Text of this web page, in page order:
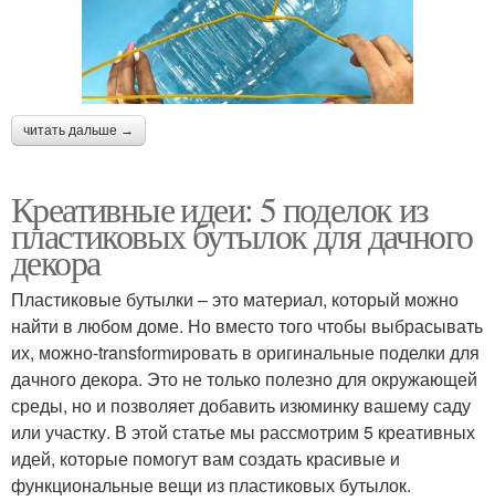
читать дальше →
Креативные идеи: 5 поделок из
пластиковых бутылок для дачного
декора
Пластиковые бутылки – это материал, который можно
найти в любом доме. Но вместо того чтобы выбрасывать
их, можно-transformировать в оригинальные поделки для
дачного декора. Это не только полезно для окружающей
среды, но и позволяет добавить изюминку вашему саду
или участку. В этой статье мы рассмотрим 5 креативных
идей, которые помогут вам создать красивые и
функциональные вещи из пластиковых бутылок.